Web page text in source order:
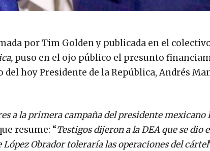
por Tim Golden y publicada en el
puso en el ojo público el presunto
hoy Presidente de la República, Andrés
a la primera campaña del presidente mexicano
resume: “Testigos dijeron a la DEA que se dio
Obrador toleraría las operaciones del cártel